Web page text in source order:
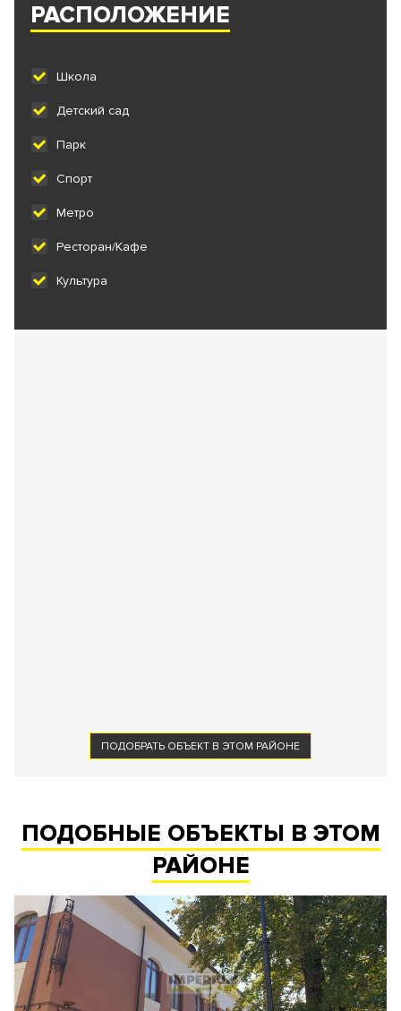
РАСПОЛОЖЕНИЕ
Школа
Детский сад
Парк
Спорт
Метро
Ресторан/Кафе
Культура
ПОДОБРАТЬ ОБЪЕКТ В ЭТОМ РАЙОНЕ
ПОДОБНЫЕ ОБЪЕКТЫ В ЭТОМ
РАЙОНЕ